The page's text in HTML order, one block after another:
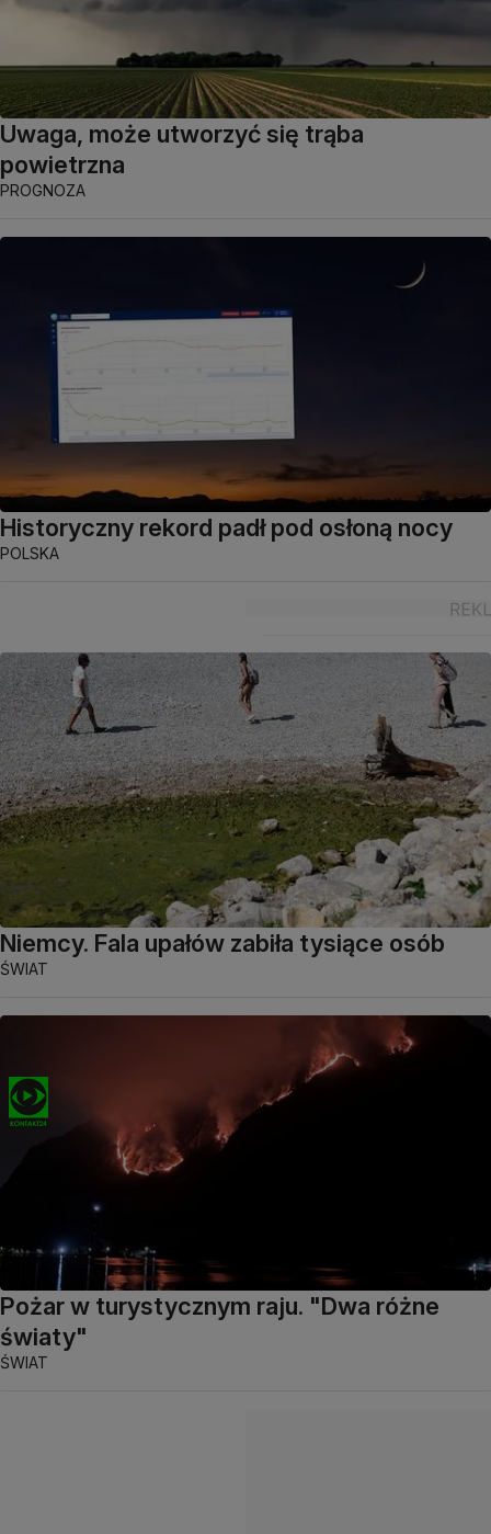
Uwaga, może utworzyć się trąba
powietrzna
PROGNOZA
Historyczny rekord padł pod osłoną nocy
POLSKA
Niemcy. Fala upałów zabiła tysiące osób
ŚWIAT
Pożar w turystycznym raju. "Dwa różne
światy"
ŚWIAT